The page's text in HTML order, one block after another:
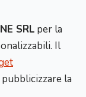
SRL per la
Il
la